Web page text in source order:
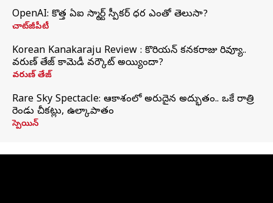
OpenAI: కొత్త ఏఐ స్మార్ట్ స్పీకర్ ధర ఎంతో తెలుసా?
చాట్‌జీపీటీ
Korean Kanakaraju Review : కొరియన్ కనకరాజు రివ్యూ..
వరుణ్ తేజ్ కామెడీ వర్కౌట్ అయ్యిందా?
వరుణ్ తేజ్
Rare Sky Spectacle: ఆకాశంలో అరుదైన అద్భుతం.. ఒకే రాత్రి
రెండు చీకట్లు, ఉల్కాపాతం
స్పెయిన్